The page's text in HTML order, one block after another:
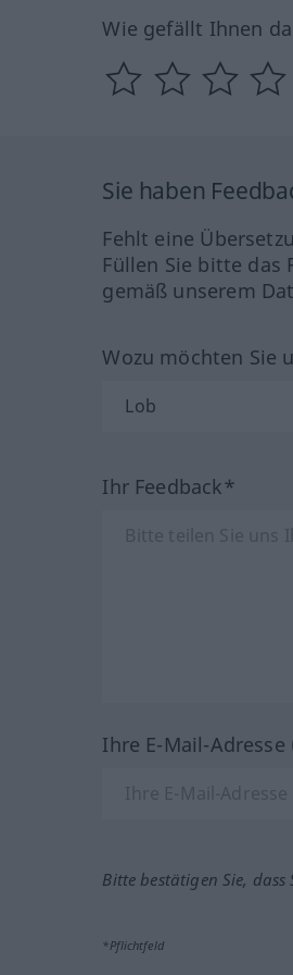
Wie gefällt Ihnen
Sie haben
Fehlt eine
Füllen Sie bitte das
gemäß unserem
Wozu möchten Sie
Ihr Feedback*
Ihre E-Mail-
Bitte bestätigen Sie,
*Pflichtfeld